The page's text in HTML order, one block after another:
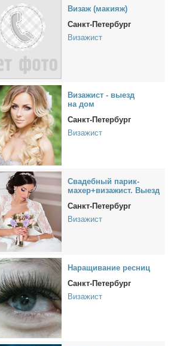
Ви­заж (ма­ки­яж)
Санкт-Петербург
Визажист
Ви­за­жист - вы­езд
на дом
Санкт-Петербург
Визажист
Сва­деб­ный па­рик­
махер+ви­за­жист. Вы­езд
Санкт-Петербург
Визажист
На­ра­щи­ва­ние рес­ниц
Санкт-Петербург
Визажист